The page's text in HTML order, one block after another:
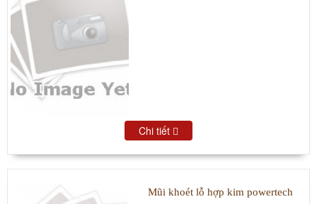
Chi tiết
Mũi khoét lỗ hợp kim powertech